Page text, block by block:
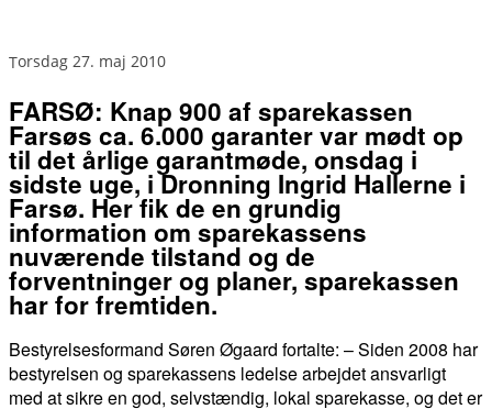
torsdag 27. maj 2010
FARSØ: Knap 900 af sparekassen
Farsøs ca. 6.000 garanter var mødt op
til det årlige garantmøde, onsdag i
sidste uge, i Dronning Ingrid Hallerne i
Farsø. Her fik de en grundig
information om sparekassens
nuværende tilstand og de
forventninger og planer, sparekassen
har for fremtiden.
Bestyrelsesformand Søren Øgaard fortalte: – Siden 2008 har
bestyrelsen og sparekassens ledelse arbejdet ansvarligt
med at sikre en god, selvstændig, lokal sparekasse, og det er